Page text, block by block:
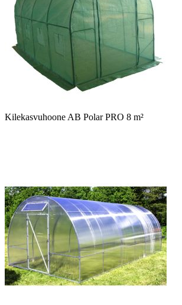
Kilekasvuhoone AB Polar PRO 8 m²